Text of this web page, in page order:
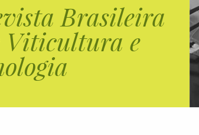
Brasileira
Viticultura e